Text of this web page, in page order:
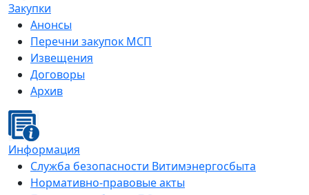
Закупки
Анонсы
Перечни закупок МСП
Извещения
Договоры
Архив
Информация
Служба безопасности Витимэнергосбыта
Нормативно-правовые акты